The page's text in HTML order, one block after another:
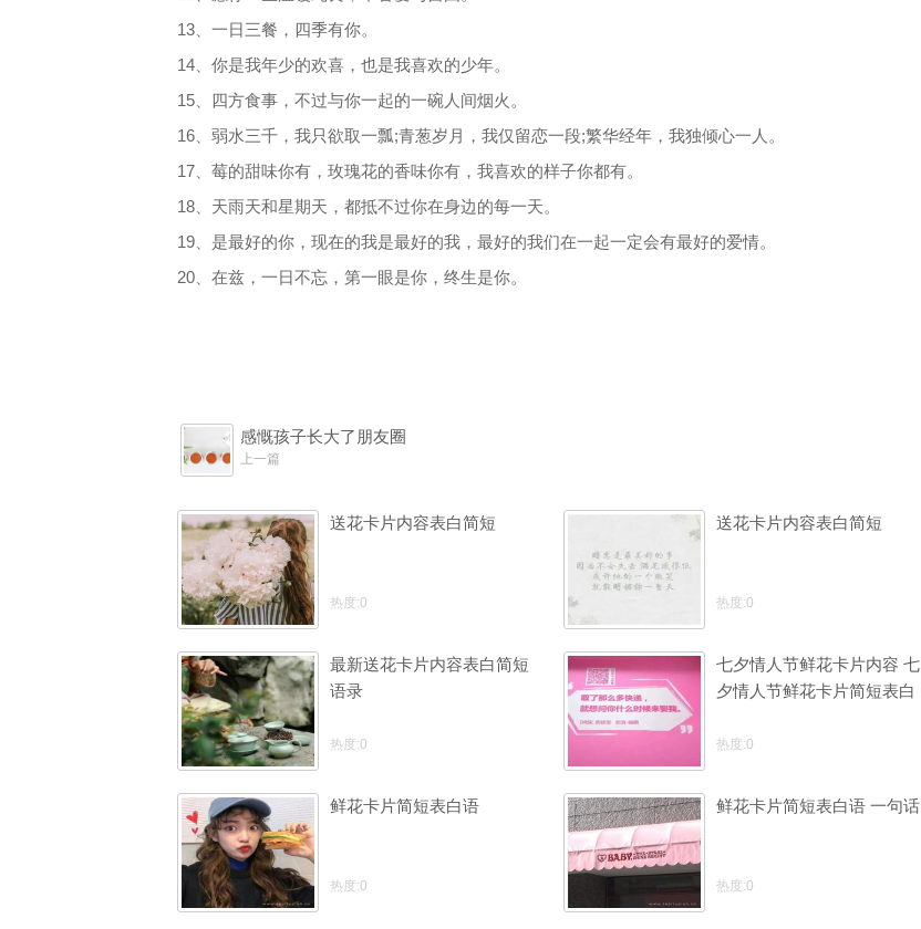
13、一日三餐，四季有你。
14、你是我年少的欢喜，也是我喜欢的少年。
15、四方食事，不过与你一起的一碗人间烟火。
16、弱水三千，我只欲取一瓢;青葱岁月，我仅留恋一段;繁华经年，我独倾心一人。
17、莓的甜味你有，玫瑰花的香味你有，我喜欢的样子你都有。
18、天雨天和星期天，都抵不过你在身边的每一天。
19、是最好的你，现在的我是最好的我，最好的我们在一起一定会有最好的爱情。
20、在兹，一日不忘，第一眼是你，终生是你。
感慨孩子长大了朋友圈
上一篇
送花卡片内容表白简短
热度:0
送花卡片内容表白简短
热度:0
最新送花卡片内容表白简短
语录
热度:0
七夕情人节鲜花卡片内容 七
夕情人节鲜花卡片简短表白
热度:0
鲜花卡片简短表白语
热度:0
鲜花卡片简短表白语 一句话
热度:0